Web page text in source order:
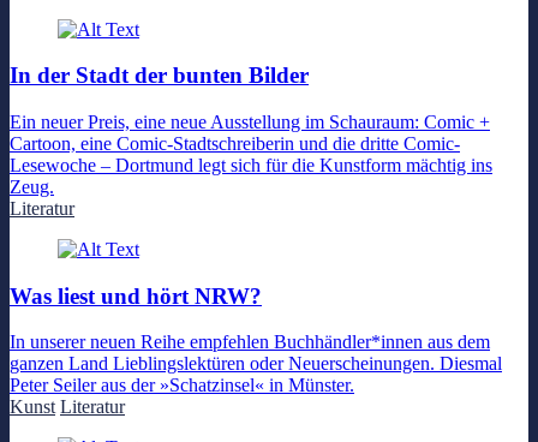
In der Stadt der bunten Bilder
Ein neuer Preis, eine neue Ausstellung im Schauraum: Comic +
Cartoon, eine Comic-Stadtschreiberin und die dritte Comic-
Lesewoche – Dortmund legt sich für die Kunstform mächtig ins
Zeug.
Literatur
Was liest und hört NRW?
In unserer neuen Reihe empfehlen Buchhändler*innen aus dem
ganzen Land Lieblingslektüren oder Neuerscheinungen. Diesmal
Peter Seiler aus der »Schatzinsel« in Münster.
Kunst Literatur